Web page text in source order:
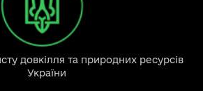
довкілля та природних ресурсів
України